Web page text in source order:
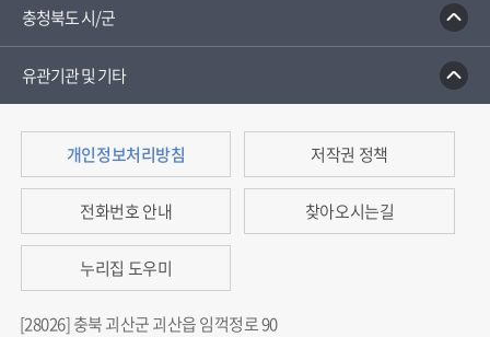
충청북도 시/군
유관기관 및 기타
개인정보처리방침 저작권 정책
전화번호 안내 찾아오시는길
누리집 도우미
[28026] 충북 괴산군 괴산읍 임꺽정로 90